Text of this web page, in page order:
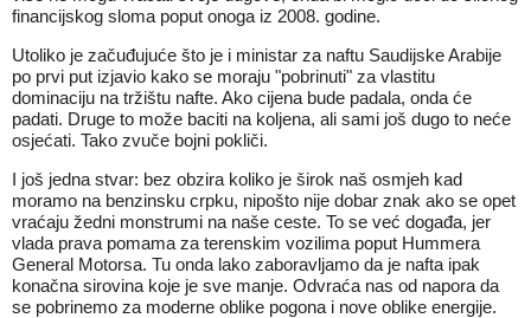
financijskog sloma poput onoga iz 2008. godine.
Utoliko je začuđujuće što je i ministar za naftu Saudijske Arabije
po prvi put izjavio kako se moraju "pobrinuti" za vlastitu
dominaciju na tržištu nafte. Ako cijena bude padala, onda će
padati. Druge to može baciti na koljena, ali sami još dugo to neće
osjećati. Tako zvuče bojni pokliči.
I još jedna stvar: bez obzira koliko je širok naš osmjeh kad
moramo na benzinsku crpku, nipošto nije dobar znak ako se opet
vraćaju žedni monstrumi na naše ceste. To se već događa, jer
vlada prava pomama za terenskim vozilima poput Hummera
General Motorsa. Tu onda lako zaboravljamo da je nafta ipak
konačna sirovina koje je sve manje. Odvraća nas od napora da
se pobrinemo za moderne oblike pogona i nove oblike energije.